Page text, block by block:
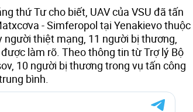
thứ Tư cho biết, UAV của VSU đã tấn
- Simferopol tại Yenakievo thuộc
người thiệt mạng, 11 người bị thương,
làm rõ. Theo thông tin từ Trợ lý Bộ
10 người bị thương trong vụ tấn công
bình.